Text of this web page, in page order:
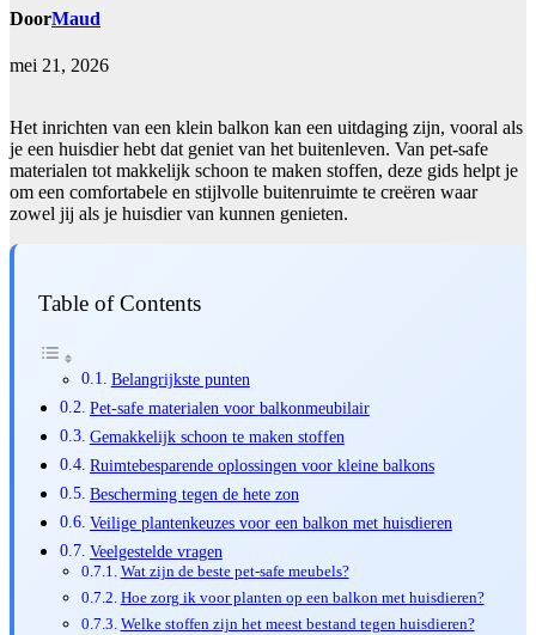
DoorMaud
mei 21, 2026
Het inrichten van een klein balkon kan een uitdaging zijn, vooral als
je een huisdier hebt dat geniet van het buitenleven. Van pet-safe
materialen tot makkelijk schoon te maken stoffen, deze gids helpt je
om een comfortabele en stijlvolle buitenruimte te creëren waar
zowel jij als je huisdier van kunnen genieten.
Table of Contents
Belangrijkste punten
Pet-safe materialen voor balkonmeubilair
Gemakkelijk schoon te maken stoffen
Ruimtebesparende oplossingen voor kleine balkons
Bescherming tegen de hete zon
Veilige plantenkeuzes voor een balkon met huisdieren
Veelgestelde vragen
Wat zijn de beste pet-safe meubels?
Hoe zorg ik voor planten op een balkon met huisdieren?
Welke stoffen zijn het meest bestand tegen huisdieren?